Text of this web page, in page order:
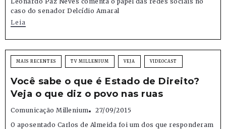
caso do senador Delcídio Amaral
Leia
MAIS RECENTES TV MILLENIUM VEJA VIDEOCAST
Você sabe o que é Estado de Direito?
Veja o que diz o povo nas ruas
Comunicação Millenium
27/09/2015
O aposentado Carlos de Almeida foi um dos que responderam